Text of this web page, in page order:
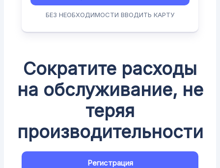
БЕЗ НЕОБХОДИМОСТИ ВВОДИТЬ КАРТУ
Сократите расходы
на обслуживание, не
теряя
производительности
Регистрация